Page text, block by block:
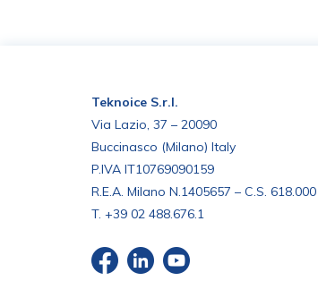
Teknoice S.r.l.
Via Lazio, 37 – 20090
Buccinasco (Milano) Italy
P.IVA IT10769090159
R.E.A. Milano N.1405657 – C.S. 618.000
T. +39 02 488.676.1